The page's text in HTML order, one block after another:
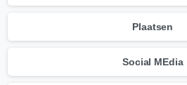
Plaatsen
Social MEdia